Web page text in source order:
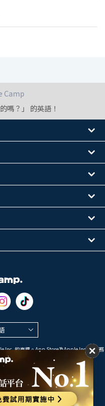
Camp
嗎？」 的英語！
Inc. 的商標。App Store為Apple Inc. 的服務
的商標。
上英語會話
Reserved.